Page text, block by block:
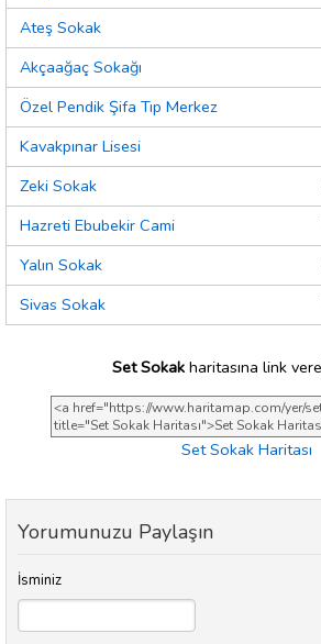
Ateş Sokak
Akçaağaç Sokağı
Özel Pendik Şifa Tıp Merkez
Kavakpınar Lisesi
Zeki Sokak
Hazreti Ebubekir Cami
Yalın Sokak
Sivas Sokak
Set Sokakharitasına link
Set Sokak Haritası
Yorumunuzu Paylaşın
İsminiz